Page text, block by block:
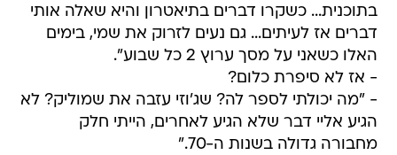
בתוכנית... כשקרו דברים בתיאטרון והיא שאלה אותי
דברים אז לעיתים... גם נעים לזרוק את שמי, בימים
האלו כשאני על מסך ערוץ 2 כל שבוע".
- אז לא סיפרת כלום?
- "מה יכולתי לספר לה? שג'וזי עזבה את שמוליק? לא
הגיע אליי דבר שלא הגיע לאחרים, הייתי חלק
מחבורה גדולה בשנות ה-70."